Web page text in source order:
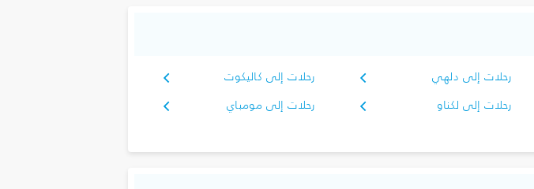
رحلات إلى دلهي
رحلات إلى كاليكوت
رحلات إلى لكناو رحلات إلى مومباي